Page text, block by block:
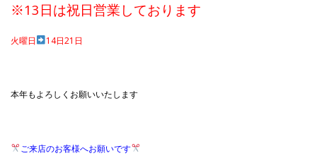
※13日は祝日営業しております
火曜日 14日21日
本年もよろしくお願いいたします
ご来店のお客様へお願いです